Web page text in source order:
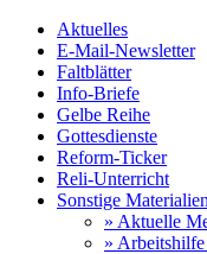
Aktuelles
E-Mail-Newsletter
Faltblätter
Info-Briefe
Gelbe Reihe
Gottesdienste
Reform-Ticker
Reli-Unterricht
Sonstige Materialien
» Aktuelle
»